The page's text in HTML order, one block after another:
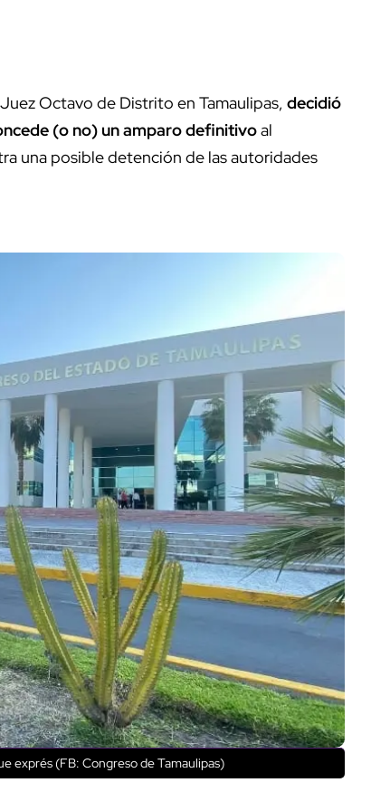
Octavo de Distrito en Tamaulipas, decidió
(o no) un amparo definitivoal
una posible detención de las autoridades
exprés (FB: Congreso de Tamaulipas)